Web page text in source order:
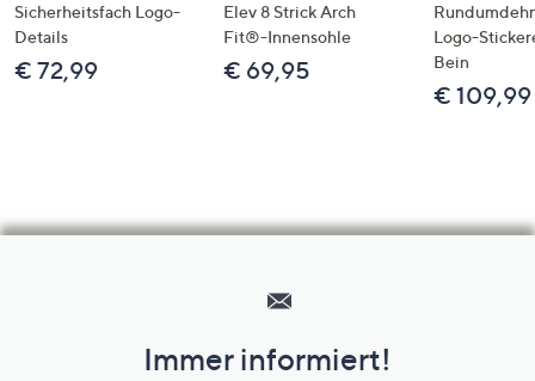
Sicherheitsfach Logo-
Details
€ 72,99
Elev 8 Strick Arch
Fit®-Innensohle
€ 69,95
Logo-
Bein
€ 109,99
Unternehmensinformationen
Immer informiert!